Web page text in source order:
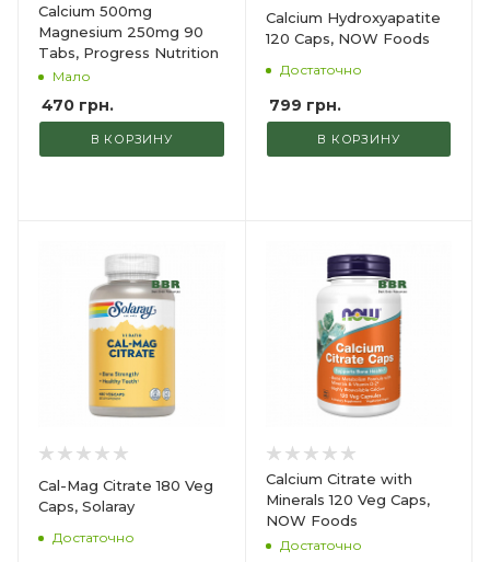
Calcium 500mg
Magnesium 250mg 90
Tabs, Progress Nutrition
Мало
470 грн.
В КОРЗИНУ
Calcium Hydroxyapatite
120 Caps, NOW Foods
Достаточно
799 грн.
В КОРЗИНУ
Cal-Mag Citrate 180 Veg
Caps, Solaray
Достаточно
Calcium Citrate with
Minerals 120 Veg Caps,
NOW Foods
Достаточно